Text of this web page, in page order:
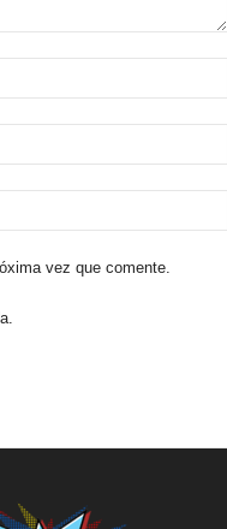
vez que comente.